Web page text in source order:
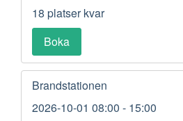
18 platser kvar
Boka
Brandstationen
2026-10-01 08:00 - 15:00